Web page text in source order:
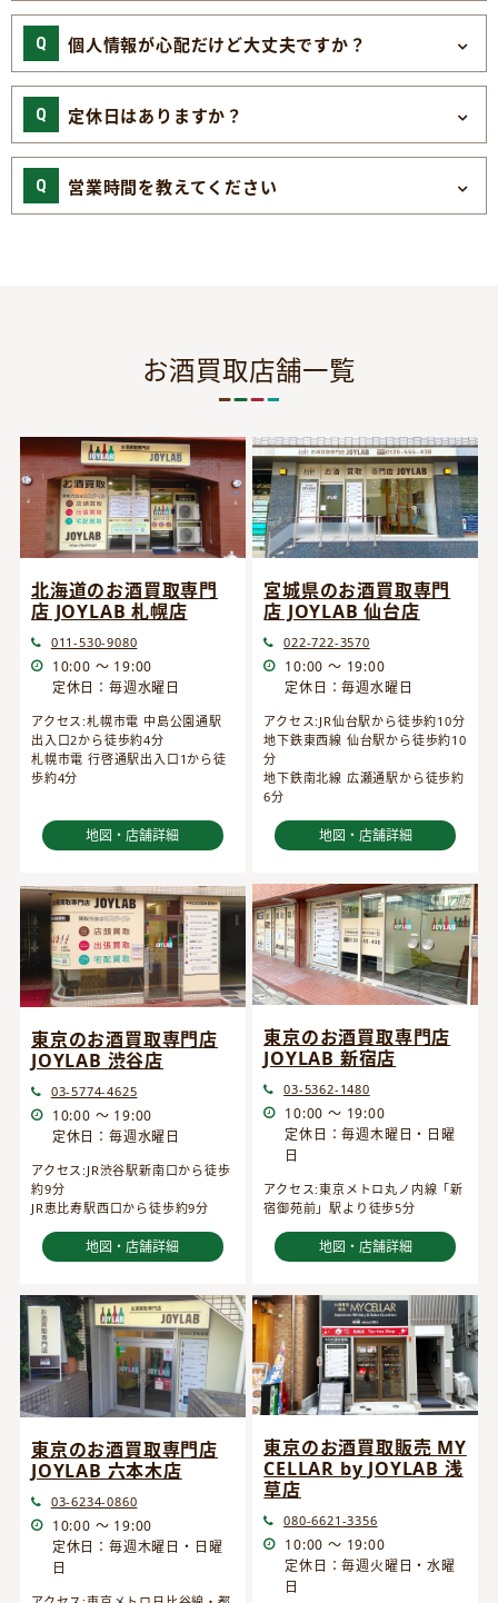
個人情報が心配だけど大丈夫ですか？
定休日はありますか？
営業時間を教えてください
お酒買取店舗一覧
北海道のお酒買取専門
店 JOYLAB 札幌店
011-530-9080
10:00 ～ 19:00
定休日：毎週水曜日
アクセス:札幌市電 中島公園通駅
出入口2から徒歩約4分
札幌市電 行啓通駅出入口1から徒
歩約4分
地図・店舗詳細
宮城県のお酒買取専門
店 JOYLAB 仙台店
022-722-3570
10:00 ～ 19:00
定休日：毎週水曜日
アクセス:JR仙台駅から徒歩約10分
地下鉄東西線 仙台駅から徒歩約10
分
地下鉄南北線 広瀬通駅から徒歩約
6分
地図・店舗詳細
東京のお酒買取専門店
JOYLAB 渋谷店
03-5774-4625
10:00 ～ 19:00
定休日：毎週水曜日
アクセス:JR渋谷駅新南口から徒歩
約9分
JR恵比寿駅西口から徒歩約9分
地図・店舗詳細
東京のお酒買取専門店
JOYLAB 新宿店
03-5362-1480
10:00 ～ 19:00
定休日：毎週木曜日・日曜
日
アクセス:東京メトロ丸ノ内線「新
宿御苑前」駅より徒歩5分
地図・店舗詳細
東京のお酒買取専門店
JOYLAB 六本木店
03-6234-0860
10:00 ～ 19:00
定休日：毎週木曜日・日曜
日
東京のお酒買取販売 MY
CELLAR by JOYLAB 浅
草店
080-6621-3356
10:00 ～ 19:00
定休日：毎週火曜日・水曜
日